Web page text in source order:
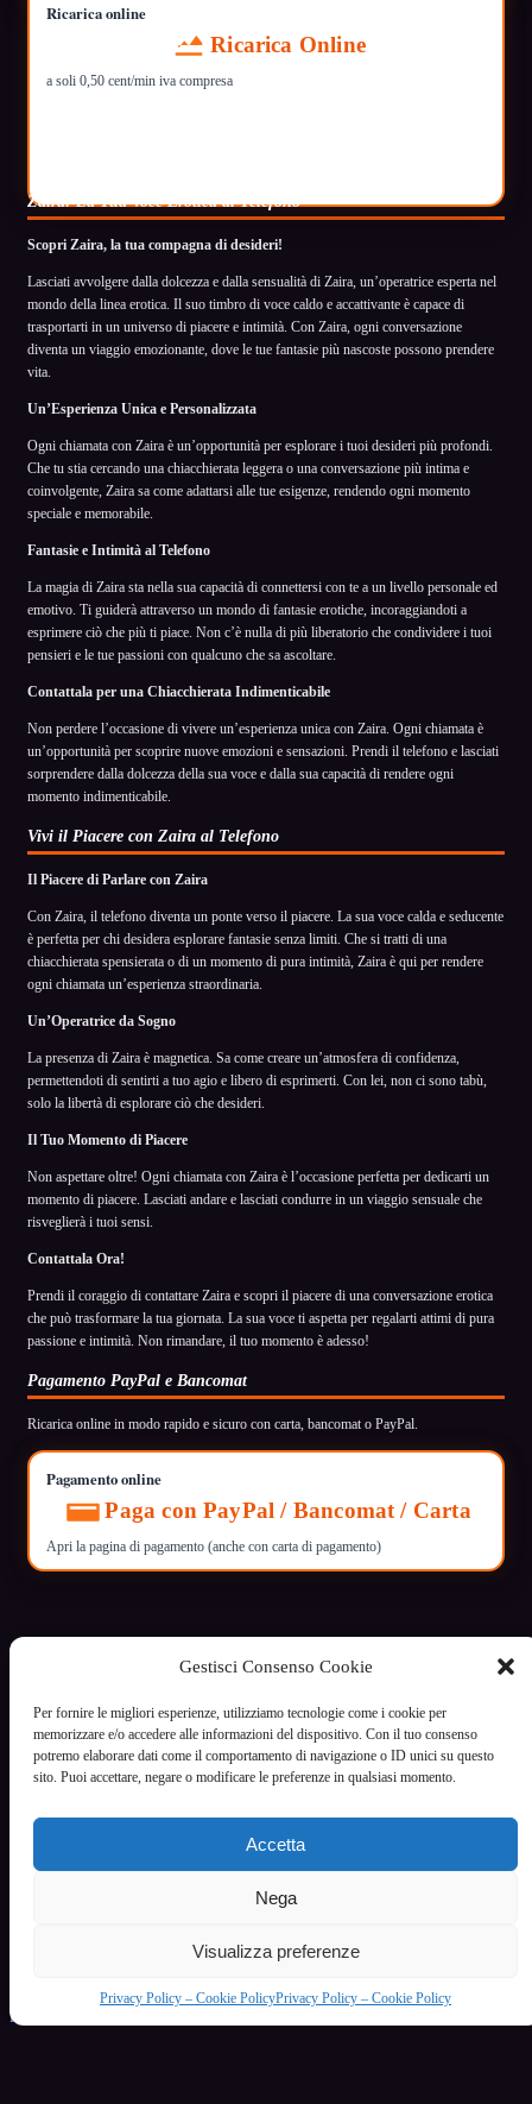
Gestisci Consenso Cookie
Per fornire le migliori esperienze, utilizziamo tecnologie come i cookie per
memorizzare e/o accedere alle informazioni del dispositivo. Con il tuo consenso
potremo elaborare dati come il comportamento di navigazione o ID unici su questo
sito. Puoi accettare, negare o modificare le preferenze in qualsiasi momento.
Accetta
Nega
Visualizza preferenze
Privacy Policy – Cookie PolicyPrivacy Policy – Cookie Policy
Ricarica online
Ricarica Online
a soli 0,50 cent/min iva compresa
Zaira: La Tua Voce Erotica al Telefono
Scopri Zaira, la tua compagna di desideri!
Lasciati avvolgere dalla dolcezza e dalla sensualità di Zaira, un’operatrice esperta nel
mondo della linea erotica. Il suo timbro di voce caldo e accattivante è capace di
trasportarti in un universo di piacere e intimità. Con Zaira, ogni conversazione
diventa un viaggio emozionante, dove le tue fantasie più nascoste possono prendere
vita.
Un’Esperienza Unica e Personalizzata
Ogni chiamata con Zaira è un’opportunità per esplorare i tuoi desideri più profondi.
Che tu stia cercando una chiacchierata leggera o una conversazione più intima e
coinvolgente, Zaira sa come adattarsi alle tue esigenze, rendendo ogni momento
speciale e memorabile.
Fantasie e Intimità al Telefono
La magia di Zaira sta nella sua capacità di connettersi con te a un livello personale ed
emotivo. Ti guiderà attraverso un mondo di fantasie erotiche, incoraggiandoti a
esprimere ciò che più ti piace. Non c’è nulla di più liberatorio che condividere i tuoi
pensieri e le tue passioni con qualcuno che sa ascoltare.
Contattala per una Chiacchierata Indimenticabile
Non perdere l’occasione di vivere un’esperienza unica con Zaira. Ogni chiamata è
un’opportunità per scoprire nuove emozioni e sensazioni. Prendi il telefono e lasciati
sorprendere dalla dolcezza della sua voce e dalla sua capacità di rendere ogni
momento indimenticabile.
Vivi il Piacere con Zaira al Telefono
Il Piacere di Parlare con Zaira
Con Zaira, il telefono diventa un ponte verso il piacere. La sua voce calda e seducente
è perfetta per chi desidera esplorare fantasie senza limiti. Che si tratti di una
chiacchierata spensierata o di un momento di pura intimità, Zaira è qui per rendere
ogni chiamata un’esperienza straordinaria.
Un’Operatrice da Sogno
La presenza di Zaira è magnetica. Sa come creare un’atmosfera di confidenza,
permettendoti di sentirti a tuo agio e libero di esprimerti. Con lei, non ci sono tabù,
solo la libertà di esplorare ciò che desideri.
Il Tuo Momento di Piacere
Non aspettare oltre! Ogni chiamata con Zaira è l’occasione perfetta per dedicarti un
momento di piacere. Lasciati andare e lasciati condurre in un viaggio sensuale che
risveglierà i tuoi sensi.
Contattala Ora!
Prendi il coraggio di contattare Zaira e scopri il piacere di una conversazione erotica
che può trasformare la tua giornata. La sua voce ti aspetta per regalarti attimi di pura
passione e intimità. Non rimandare, il tuo momento è adesso!
Pagamento PayPal e Bancomat
Ricarica online in modo rapido e sicuro con carta, bancomat o PayPal.
Pagamento online
Paga con PayPal / Bancomat / Carta
Apri la pagina di pagamento (anche con carta di pagamento)
Servizio di intrattenimento riservato ai maggiori di 18 anni
Informazioni legali
Contatti / Supporto
Il Fascino delle Donne che Amano le Donne